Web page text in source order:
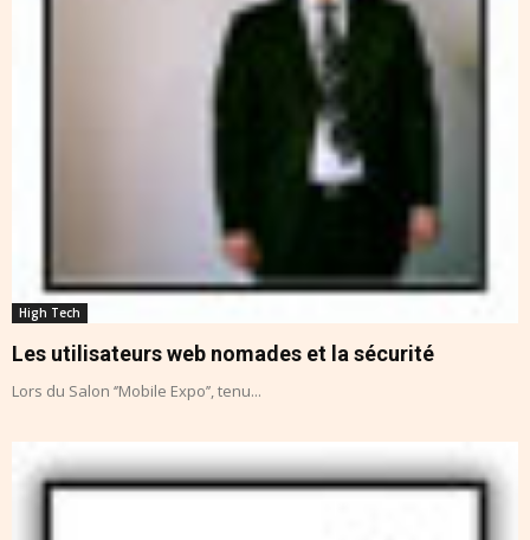
High Tech
Les utilisateurs web nomades et la sécurité
Lors du Salon ‘’Mobile Expo’’, tenu...